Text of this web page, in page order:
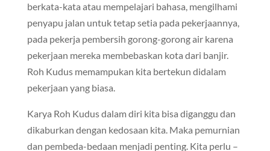
berkata-kata atau mempelajari bahasa, mengilhami
penyapu jalan untuk tetap setia pada pekerjaannya,
pada pekerja pembersih gorong-gorong air karena
pekerjaan mereka membebaskan kota dari banjir.
Roh Kudus memampukan kita bertekun didalam
pekerjaan yang biasa.
Karya Roh Kudus dalam diri kita bisa diganggu dan
dikaburkan dengan kedosaan kita. Maka pemurnian
dan pembeda-bedaan menjadi penting. Kita perlu –